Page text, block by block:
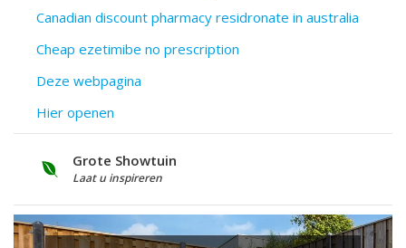
Canadian discount pharmacy residronate in australia
Cheap ezetimibe no prescription
Deze webpagina
Hier openen
Grote Showtuin
Laat u inspireren